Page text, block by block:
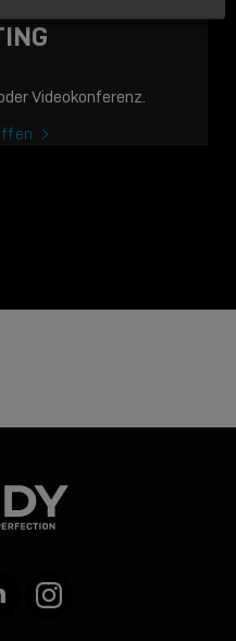
Videokonferenz.
Instagram